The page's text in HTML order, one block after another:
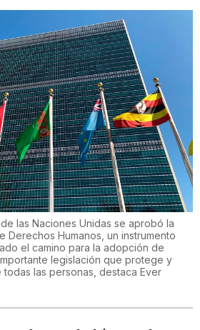
las Naciones Unidas se aprobó la
Derechos Humanos, un instrumento
el camino para la adopción de
legislación que protege y
las personas, destaca Ever